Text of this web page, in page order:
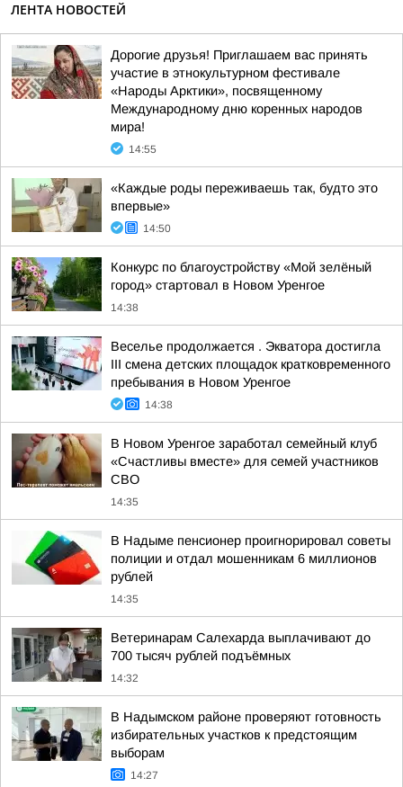
ЛЕНТА НОВОСТЕЙ
Дорогие друзья! Приглашаем вас принять
участие в этнокультурном фестивале
«Народы Арктики», посвященному
Международному дню коренных народов
мира!
14:55
«Каждые роды переживаешь так, будто это
впервые»
14:50
Конкурс по благоустройству «Мой зелёный
город» стартовал в Новом Уренгое
14:38
Веселье продолжается . Экватора достигла
III смена детских площадок кратковременного
пребывания в Новом Уренгое
14:38
В Новом Уренгое заработал семейный клуб
«Счастливы вместе» для семей участников
СВО
14:35
В Надыме пенсионер проигнорировал советы
полиции и отдал мошенникам 6 миллионов
рублей
14:35
Ветеринарам Салехарда выплачивают до
700 тысяч рублей подъёмных
14:32
В Надымском районе проверяют готовность
избирательных участков к предстоящим
выборам
14:27